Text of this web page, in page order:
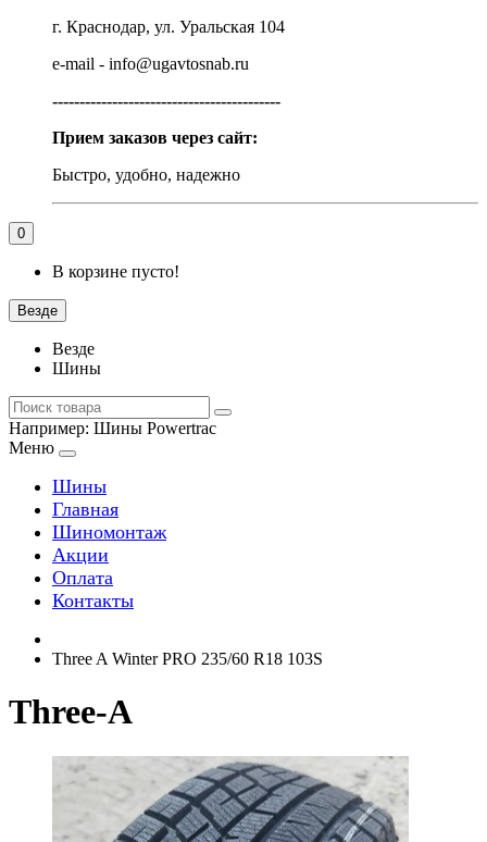
г. Краснодар, ул. Уральская 104
e-mail - info@ugavtosnab.ru
------------------------------------------
Прием заказов через сайт:
Быстро, удобно, надежно
0
В корзине пусто!
Везде
Везде
Шины
Например: Шины Powertrac
Меню
Шины
Главная
Шиномонтаж
Акции
Оплата
Контакты
Three A Winter PRO 235/60 R18 103S
Three-A